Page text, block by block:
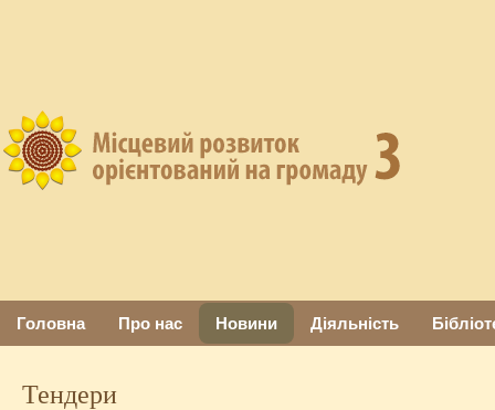
Головна Про нас Новини Діяльність
Тендери